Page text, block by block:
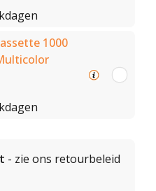
1000
- zie ons retourbeleid